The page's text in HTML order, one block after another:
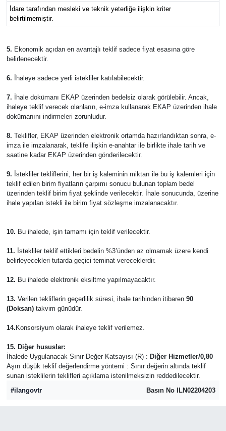
İdare tarafından mesleki ve teknik yeterliğe ilişkin kriter
belirtilmemiştir.
5. Ekonomik açıdan en avantajlı teklif sadece fiyat esasına göre
belirlenecektir.
6. İhaleye sadece yerli istekliler katılabilecektir.
7. İhale dokümanı EKAP üzerinden bedelsiz olarak görülebilir. Ancak,
ihaleye teklif verecek olanların, e-imza kullanarak EKAP üzerinden ihale
dokümanını indirmeleri zorunludur.
8. Teklifler, EKAP üzerinden elektronik ortamda hazırlandıktan sonra, e-
imza ile imzalanarak, teklife ilişkin e-anahtar ile birlikte ihale tarih ve
saatine kadar EKAP üzerinden gönderilecektir.
9. İstekliler tekliflerini, her bir iş kaleminin miktarı ile bu iş kalemleri için
teklif edilen birim fiyatların çarpımı sonucu bulunan toplam bedel
üzerinden teklif birim fiyat şeklinde verilecektir. İhale sonucunda, üzerine
ihale yapılan istekli ile birim fiyat sözleşme imzalanacaktır.
10. Bu ihalede, işin tamamı için teklif verilecektir.
11. İstekliler teklif ettikleri bedelin %3’ünden az olmamak üzere kendi
belirleyecekleri tutarda geçici teminat vereceklerdir.
12. Bu ihalede elektronik eksiltme yapılmayacaktır.
13. Verilen tekliflerin geçerlilik süresi, ihale tarihinden itibaren 90
(Doksan)takvim günüdür.
14. Konsorsiyum olarak ihaleye teklif verilemez.
15. Diğer hususlar:
İhalede Uygulanacak Sınır Değer Katsayısı (R) : Diğer Hizmetler/0,80
Aşırı düşük teklif değerlendirme yöntemi : Sınır değerin altında teklif
sunan isteklilerin teklifleri açıklama istenilmeksizin reddedilecektir.
#ilangovtr
Basın No ILN02204203